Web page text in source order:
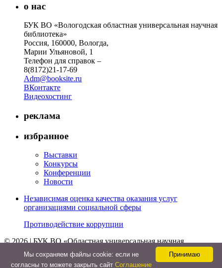
о нас
БУК ВО «Вологодская областная универсальная научная
библиотека»
Россия, 160000, Вологда,
Марии Ульяновой, 1
Телефон для справок –
8(8172)21-17-69
Adm@booksite.ru
ВКонтакте
Видеохостинг
реклама
избранное
Выставки
Конкурсы
Конференции
Новости
Независимая оценка качества оказания услуг
организациями социальной сферы
Противодействие коррупции
© 2026 | БУК ВО «Областная универсальная научная
библиотека»
Принимаю
Мы cохраняем файлы cookie: если не
согласны то можете закрыть сайт Соглашение